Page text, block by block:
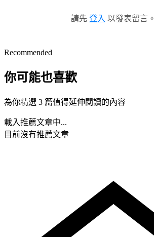
請先 登入 以發表留言。
Recommended
你可能也喜歡
為你精選 3 篇值得延伸閱讀的內容
載入推薦文章中...
目前沒有推薦文章